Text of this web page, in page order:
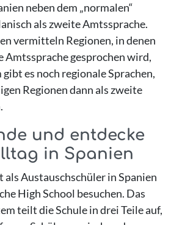
neben dem „normalen“
als zweite Amtssprache.
vermitteln Regionen, in denen
Amtssprache gesprochen wird,
es noch regionale Sprachen,
Regionen dann als zweite
und entdecke
in Spanien
Austauschschüler in Spanien
High School besuchen. Das
teilt die Schule in drei Teile auf,